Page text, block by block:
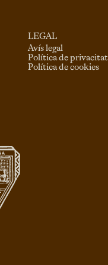
LEGAL
Avís legal
Política de privacitat
Política de cookies